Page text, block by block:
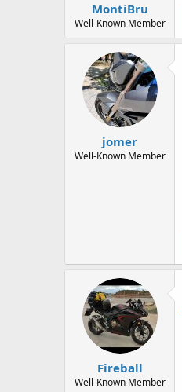
MontiBru
Well-Known Member
jomer
Well-Known Member
Fireball
Well-Known Member